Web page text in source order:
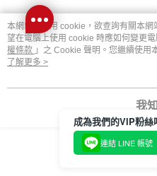
熱門標籤
本網站中使用 cookie，欲查詢有關本
望在電腦上使用 cookie 時應如何變更
權條款 」之 Cookie 聲明。您繼續使用
用條款之 Cookie 聲明使用 cookie。
了解更多 >
我
成為我們的VIP粉絲
連結 LINE 帳號